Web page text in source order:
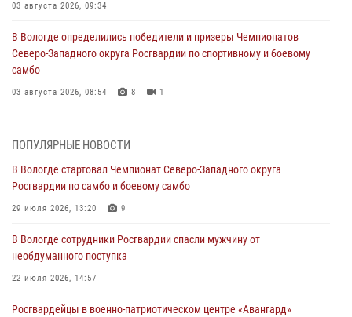
03 августа 2026, 09:34
В Вологде определились победители и призеры Чемпионатов
Северо-Западного округа Росгвардии по спортивному и боевому
самбо
03 августа 2026, 08:54 8 1
ОХРАНЫ РОСГВАРДИИ В ВОЛОГОДСКОЙ ОБЛАСТИ ЗАДЕРЖАНО 23
02 августа 2026, 10:37
Росгвардейцы в г. Соколе задержали несовершеннолетнего
31 июля 2026, 06:43
В Вологде стартовал Чемпионат Северо-Западного округа
ПОПУЛЯРНЫЕ НОВОСТИ
В Вологде стартовал Чемпионат Северо-Западного округа
Росгвардии по самбо и боевому самбо
29 июля 2026, 13:20 9
В Вологде сотрудники Росгвардии спасли мужчину от
необдуманного поступка
22 июля 2026, 14:57
Росгвардейцы в военно-патриотическом центре «Авангард»